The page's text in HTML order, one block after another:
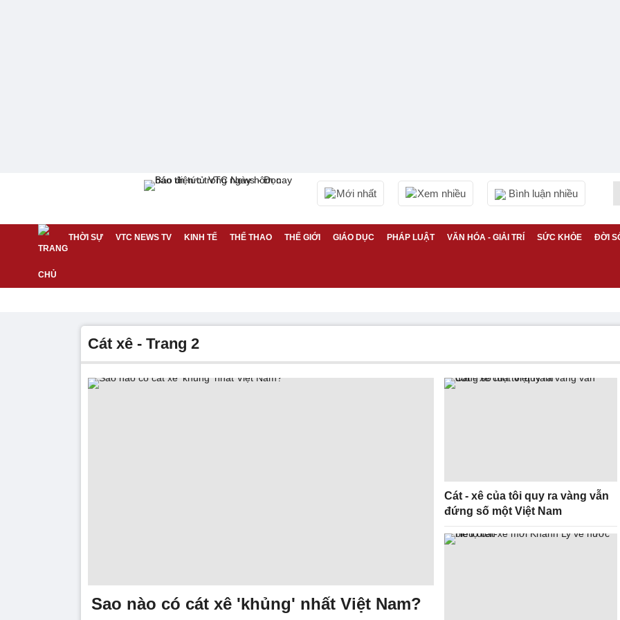
Mới nhất Xem nhiều Bình luận nhiều
THỜI SỰ VTC NEWS TV KINH TẾ THỂ THAO THẾ GIỚI GIÁO DỤC PHÁP LUẬT VĂN HÓA - GIẢI TRÍ SỨC KHỎE ĐỜI
cát xê - Trang 2
Sao nào có cát xê 'khủng' nhất Việt Nam?
Cát - xê của tôi quy ra vàng vẫn
đứng số một Việt Nam